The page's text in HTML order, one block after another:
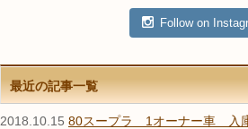
Follow on
最近の記事一覧
2018.10.15 80スープラ 1オーナー車 入